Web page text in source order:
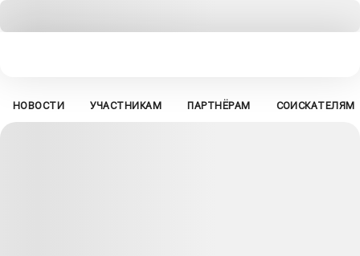
НОВОСТИ УЧАСТНИКАМ ПАРТНЁРАМ СОИСКАТЕЛЯМ